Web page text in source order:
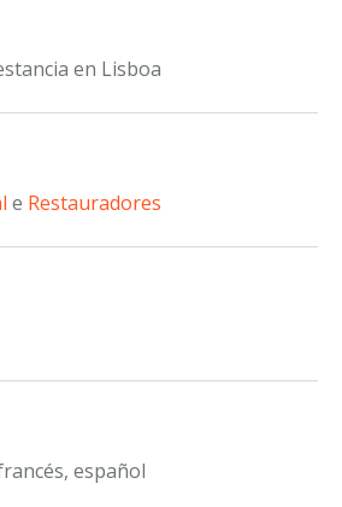
en Lisboa
e Restauradores
español